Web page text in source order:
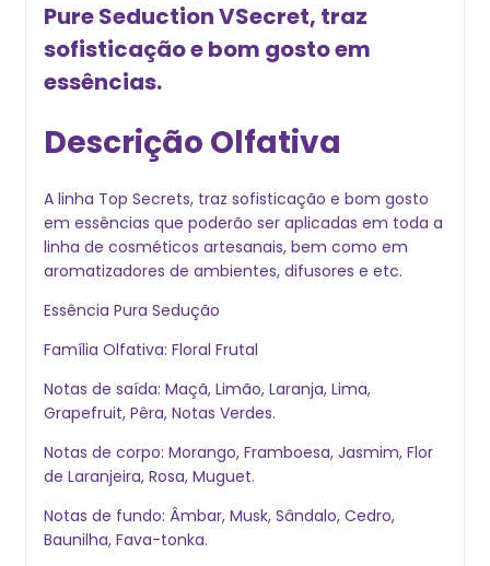
Pure Seduction VSecret, traz
sofisticação e bom gosto em
essências.
Descrição Olfativa
A linha Top Secrets, traz sofisticação e bom gosto
em essências que poderão ser aplicadas em toda a
linha de cosméticos artesanais, bem como em
aromatizadores de ambientes, difusores e etc.
Essência Pura Sedução
Família Olfativa: Floral Frutal
Notas de saída: Maçã, Limão, Laranja, Lima,
Grapefruit, Pêra, Notas Verdes.
Notas de corpo: Morango, Framboesa, Jasmim, Flor
de Laranjeira, Rosa, Muguet.
Notas de fundo: Âmbar, Musk, Sândalo, Cedro,
Baunilha, Fava-tonka.